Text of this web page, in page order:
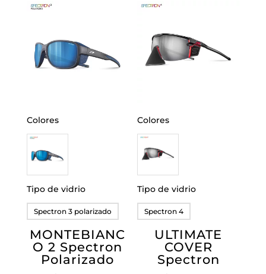
Colores
Tipo de vidrio
Spectron 3 polarizado
MONTEBIANC
O 2 Spectron
Polarizado
Colores
Tipo de vidrio
Spectron 4
ULTIMATE
COVER
Spectron